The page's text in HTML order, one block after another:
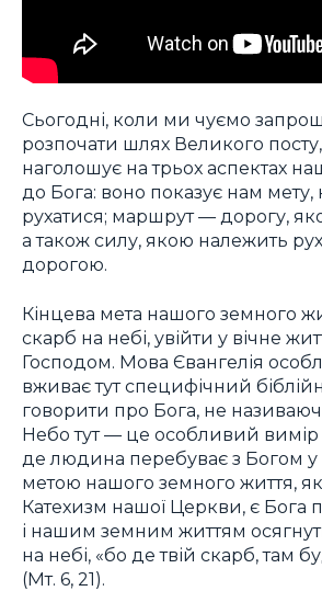
Сьогодні, коли ми чуємо
розпочати шлях Великого
наголошує на трьох аспектах
до Бога: воно показує нам мету,
рухатися; маршрут — дорогу,
а також силу, якою належить
дорогою.
Кінцева мета нашого земного
скарб на небі, увійти у вічне
Господом. Мова Євангелія
вживає тут специфічний
говорити про Бога, не
Небо тут — це особливий вимір
де людина перебуває з Богом у
метою нашого земного життя,
Катехизм нашої Церкви, є Бога
і нашим земним життям
на небі, «бо де твій скарб, там
(Мт. 6, 21).